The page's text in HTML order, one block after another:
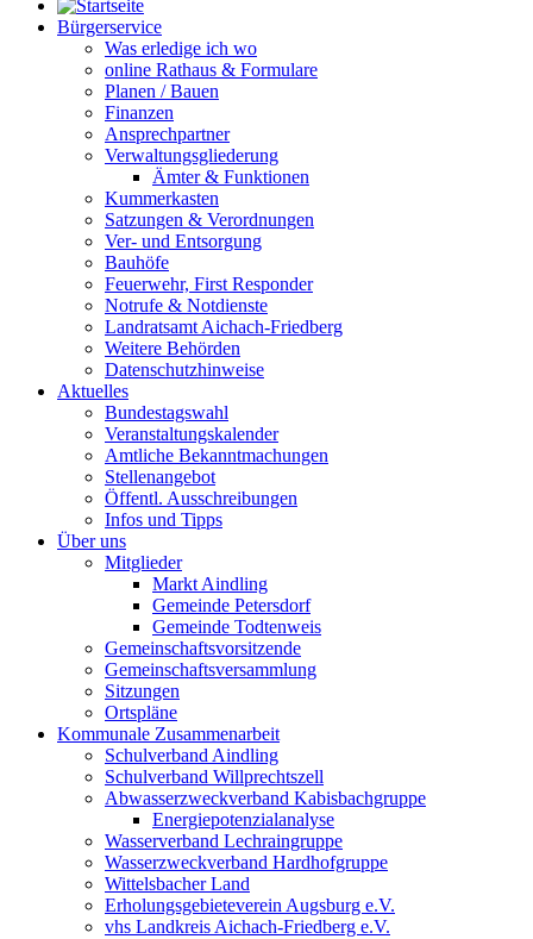
Bürgerservice
Was erledige ich wo
online Rathaus & Formulare
Planen / Bauen
Finanzen
Ansprechpartner
Verwaltungsgliederung
Ämter & Funktionen
Kummerkasten
Satzungen & Verordnungen
Ver- und Entsorgung
Bauhöfe
Feuerwehr, First Responder
Notrufe & Notdienste
Landratsamt Aichach-Friedberg
Weitere Behörden
Datenschutzhinweise
Aktuelles
Bundestagswahl
Veranstaltungskalender
Amtliche Bekanntmachungen
Stellenangebot
Öffentl. Ausschreibungen
Infos und Tipps
Über uns
Mitglieder
Markt Aindling
Gemeinde Petersdorf
Gemeinde Todtenweis
Gemeinschaftsvorsitzende
Gemeinschaftsversammlung
Sitzungen
Ortspläne
Kommunale Zusammenarbeit
Schulverband Aindling
Schulverband Willprechtszell
Abwasserzweckverband Kabisbachgruppe
Energiepotenzialanalyse
Wasserverband Lechraingruppe
Wasserzweckverband Hardhofgruppe
Wittelsbacher Land
Erholungsgebieteverein Augsburg e.V.
vhs Landkreis Aichach-Friedberg e.V.